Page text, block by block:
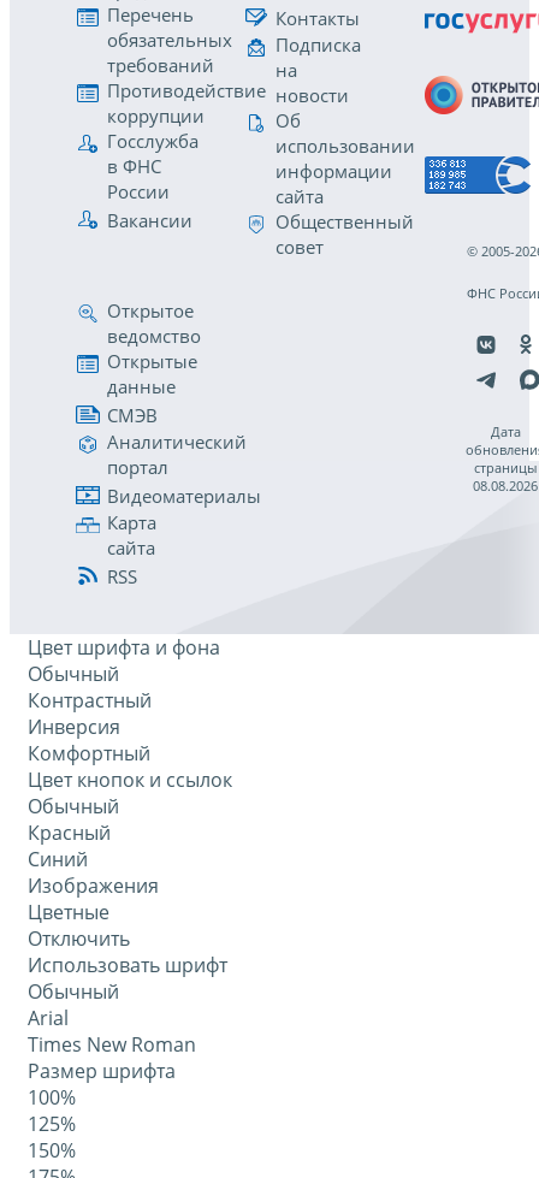
Перечень
обязательных
требований
Противодействие
коррупции
Госслужба
в ФНС
России
Вакансии
Контакты
Подписка
на
новости
Об
использовании
информации
сайта
Общественный
совет
Открытое
ведомство
Открытые
данные
СМЭВ
Аналитический
портал
Видеоматериалы
Карта
сайта
RSS
© 2005-
ФНС
Дата
страницы
08.08.2026
Цвет шрифта и фона
Обычный
Контрастный
Инверсия
Комфортный
Цвет кнопок и ссылок
Обычный
Красный
Синий
Изображения
Цветные
Отключить
Использовать шрифт
Обычный
Arial
Times New Roman
Размер шрифта
100%
125%
150%